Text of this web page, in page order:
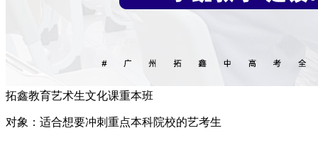
拓鑫教育艺术生文化课重本班
对象： 适合想要冲刺重点本科院校的艺考生